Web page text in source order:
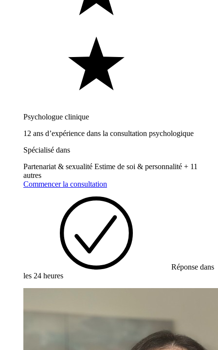
Psychologue clinique
12 ans d’expérience dans la consultation psychologique
Spécialisé dans
Partenariat & sexualité Estime de soi & personnalité + 11
autres
Commencer la consultation
Réponse dans
les 24 heures